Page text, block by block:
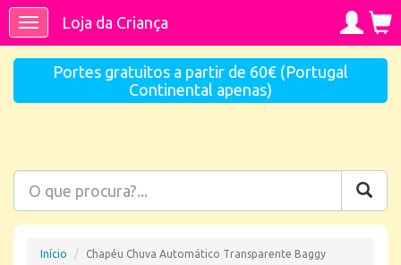
ToggleLoja da Criança
Portes gratuitos a partir de 60€ (Portugal
Continental apenas)
Início Chapéu Chuva Automático Transparente Baggy